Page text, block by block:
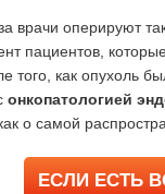
врачи оперируют
пациентов,
того, как опухоль
онкопатологией
о самой
ЕСЛИ ЕСТЬ